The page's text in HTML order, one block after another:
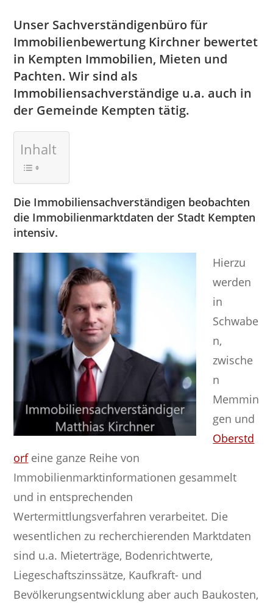
Unser Sachverständigenbüro für
Immobilienbewertung Kirchner bewertet
in Kempten Immobilien, Mieten und
Pachten. Wir sind als
Immobiliensachverständige u.a. auch in
der Gemeinde Kempten tätig.
Inhalt
Die Immobiliensachverständigen beobachten
die Immobilienmarktdaten der Stadt Kempten
intensiv.
Hierzu
werden
in
Schwabe
n,
zwische
n
Memmin
gen und
Oberstd
orfeine ganze Reihe von
Immobilienmarktinformationen gesammelt
und in entsprechenden
Wertermittlungsverfahren verarbeitet. Die
wesentlichen zu recherchierenden Marktdaten
sind u.a. Mieterträge, Bodenrichtwerte,
Liegeschaftszinssätze, Kaufkraft- und
Bevölkerungsentwicklung aber auch Baukosten,